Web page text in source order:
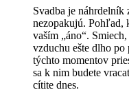
Svadba je
nezopakujú. Pohľad,
vaším „áno“.
vzduchu ešte dlho po
týchto momentov
sa k nim budete
cítite dnes.